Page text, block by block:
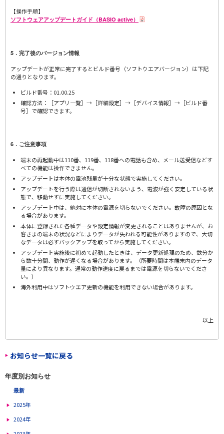
【操作手順】
ソフトウェアアップデートガイド（BASIO active）
5．完了後のバージョン情報
アップデートが正常に完了するとビルド番号（ソフトウエアバージョン）は下記
の通りとなります。
ビルド番号：01.00.25
確認方法：［アプリ一覧］→［詳細設定］→［デバイス情報］→［ビルド番
号］で確認できます。
6．ご注意事項
端末の再起動中は110番、119番、118番への電話も含め、メール送受信などす
べての機能は操作できません。
アップデートは本体の電池残量が十分な状態で実施してください。
アップデートを行う際は通信が切断されないよう、電波が強く安定している状
態で、移動せずに実施してください。
アップデート中は、絶対に本体の電源を切らないでください。故障の原因とな
る場合があります。
本体に登録された各種データや設定情報が変更されることはありませんが、お
客さまの端末の状況などによりデータが失われる可能性がありますので、大切
なデータは必ずバックアップを取ってから実施してください。
アップデート実施後に初めて起動したときは、データ更新処理のため、数分か
ら数十分間、動作が遅くなる場合があります。（所要時間は本端末内のデータ
量により異なります。通常の動作速度に戻るまでは電源を切らないでくださ
い。）
海外利用中はソフトウエア更新の機能を利用できない場合があります。
以上
お知らせ一覧に戻る
年度別お知らせ
最新
2025年
2024年